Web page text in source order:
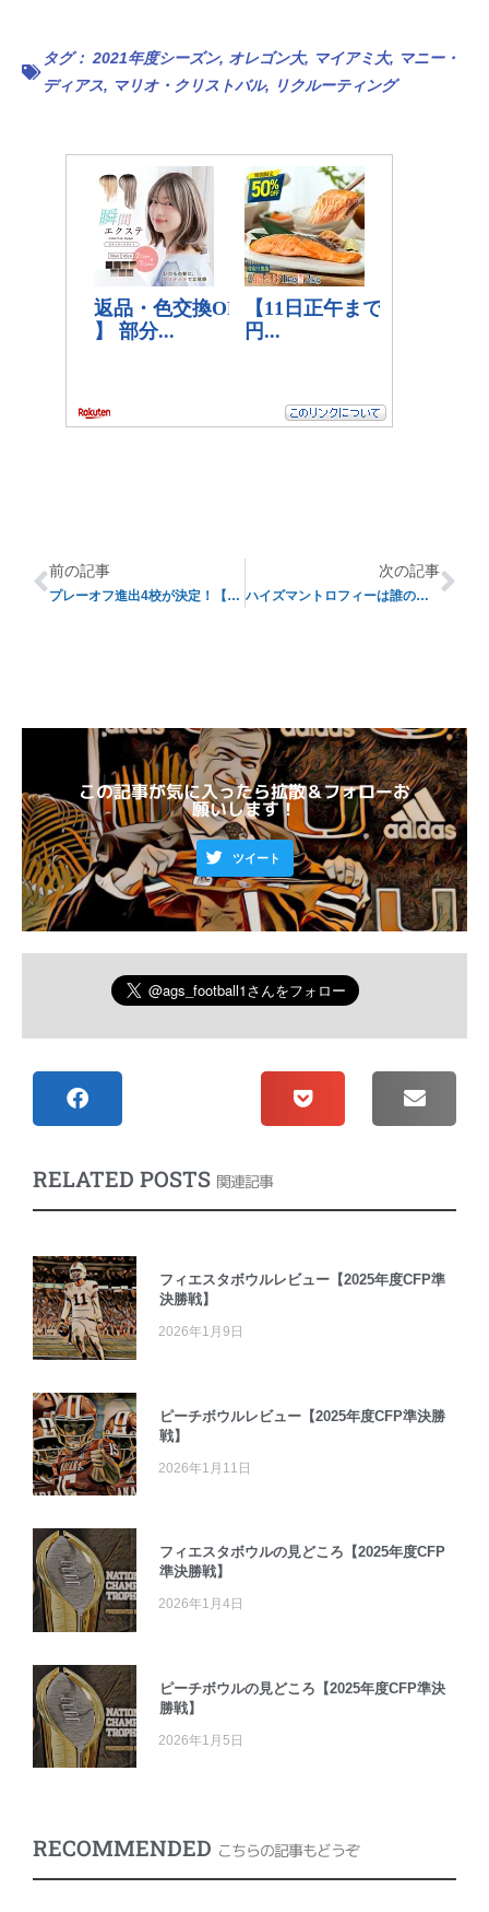
タグ： 2021年度シーズン, オレゴン大, マイアミ大, マニー・
ディアス, マリオ・クリストバル, リクルーティング
前の記事
プレーオフ進出4校が決定！【2021年度シーズン】
次の記事
ハイズマントロフィーは誰の手に
この記事が気に入ったら拡散＆フォローお
願いします！
ツイート
RELATED POSTS 関連記事
フィエスタボウルレビュー【2025年度CFP準
決勝戦】
2026年1月9日
ピーチボウルレビュー【2025年度CFP準決勝
戦】
2026年1月11日
フィエスタボウルの見どころ【2025年度CFP
準決勝戦】
2026年1月4日
ピーチボウルの見どころ【2025年度CFP準決
勝戦】
2026年1月5日
RECOMMENDED こちらの記事もどうぞ